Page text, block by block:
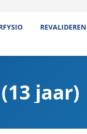
REVALIDEREN
jaar)